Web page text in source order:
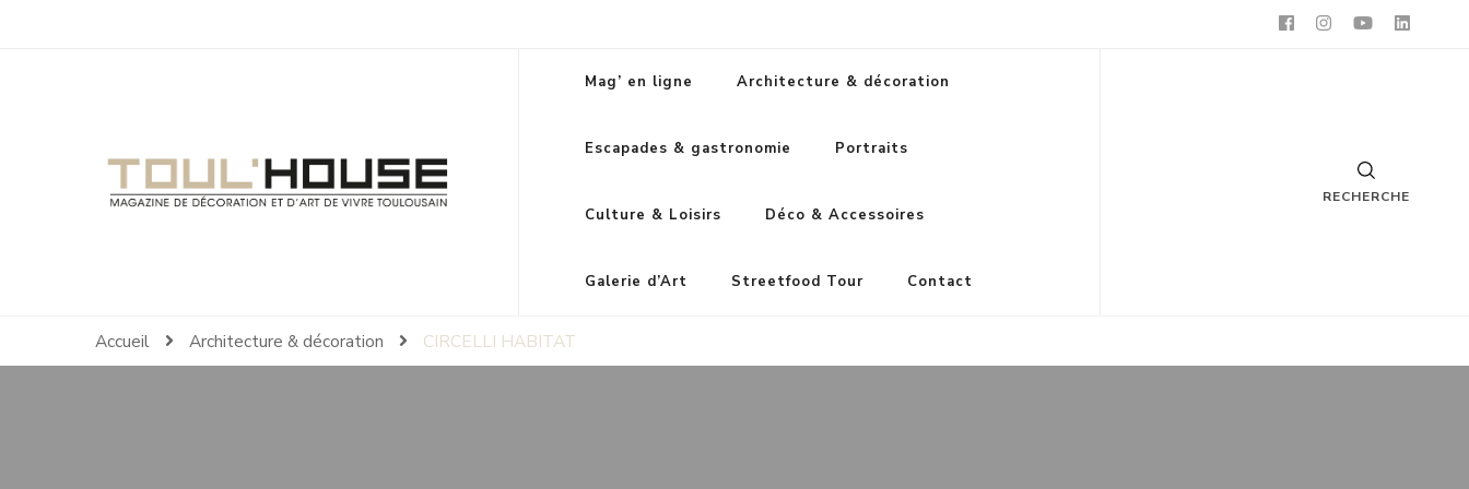
Toul'House
Magazine de Décoration et d'Art de Vivre.
Mag’ en ligne Architecture & décoration
Escapades & gastronomie Portraits
Culture & Loisirs Déco & Accessoires
Galerie d’Art Streetfood Tour Contact
RECHERCHE
Accueil Architecture & décoration CIRCELLI HABITAT